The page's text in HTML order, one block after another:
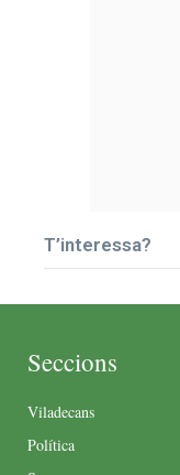
T’interessa?
Seccions
Viladecans
Política